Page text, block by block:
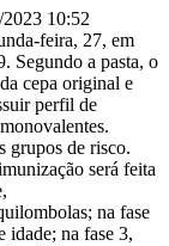
10:52
feira, 27, em
Segundo a pasta, o
cepa original e
perfil de
grupos de risco.
será feita
na fase
idade; na fase 3,